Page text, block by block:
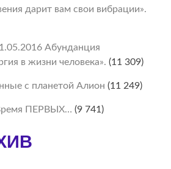
дарит вам свои вибрации».
Абунданция
в жизни человека». (11 309)
с планетой Алион (11 249)
ПЕРВЫХ… (9 741)